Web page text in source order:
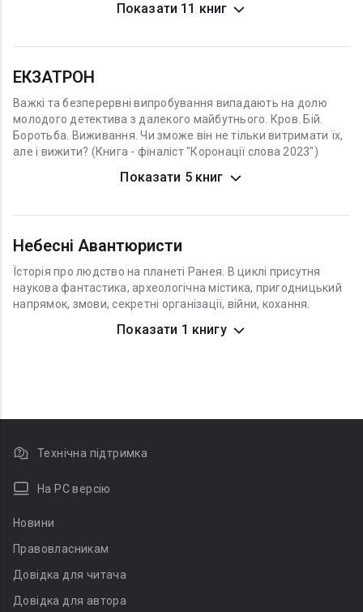
Показати 11 книг
ЕКЗАТРОН
Важкі та безперервні випробування випадають на долю
молодого детектива з далекого майбутнього. Кров. Бій.
Боротьба. Виживання. Чи зможе він не тільки витримати їх,
але і вижити? (Книга - фіналіст "Коронації слова 2023")
Показати 5 книг
Небесні Авантюристи
Їсторія про людство на планеті Ранея. В циклі присутня
наукова фантастика, археологічна містика, пригодницький
напрямок, змови, секретні організації, війни, кохання.
Показати 1 книгу
Технічна підтримка
На PC версію
Новини
Правовласникам
Довідка для читача
Довідка для автора